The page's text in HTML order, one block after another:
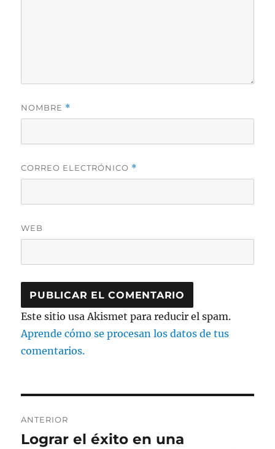
NOMBRE *
CORREO ELECTRÓNICO *
WEB
Este sitio usa Akismet para reducir el spam.
Aprende cómo se procesan los datos de tus
comentarios.
de
ANTERIOR
Entrada
Lograr el éxito en una